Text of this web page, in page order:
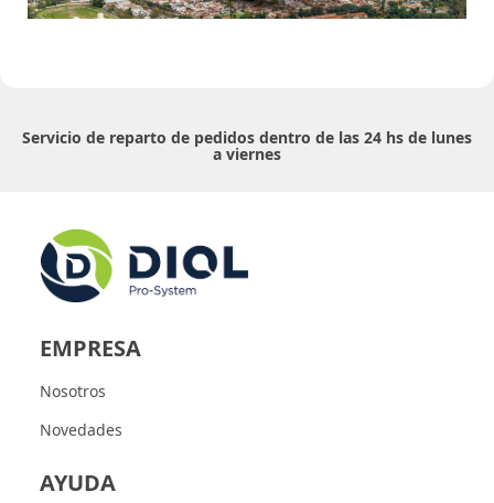
Servicio de reparto de pedidos dentro de las 24 hs de lunes
a viernes
EMPRESA
Nosotros
Novedades
AYUDA